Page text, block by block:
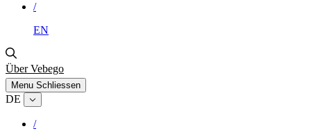
/
EN
Über Vebego
Menu Schliessen
DE
/